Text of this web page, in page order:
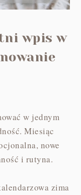
wpis w
w jednym
Miesiąc
nowe
i rutyna.
zima